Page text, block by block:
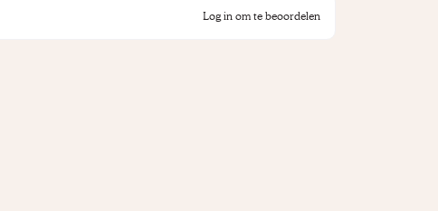
Log in om te beoordelen